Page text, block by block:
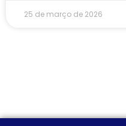
25 de março de 2026